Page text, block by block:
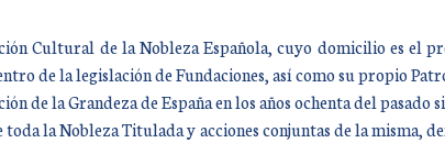
Cultural de la Nobleza Española, cuyo domicilio es el
de la legislación de Fundaciones, así como su propio
de la Grandeza de España en los años ochenta del
la Nobleza Titulada y acciones conjuntas de la misma,